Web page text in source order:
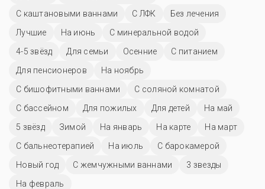
С каштановыми ваннами
С ЛФК
Без лечения
Лучшие
На июнь
С минеральной водой
4-5 звёзд
Для семьи Осенние
С питанием
Для пенсионеров
На ноябрь
С бишофитными ваннами
С соляной комнатой
C бассейном
Для пожилых Для детей
На май
5 звёзд
Зимой На январь На карте
На март
С бальнеотерапией
На июль
С барокамерой
Новый год
С жемчужными ваннами
3 звезды
На февраль